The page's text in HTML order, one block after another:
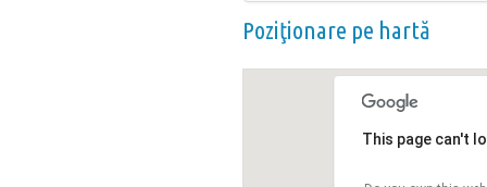
Poziţionare pe hartă
This page can't